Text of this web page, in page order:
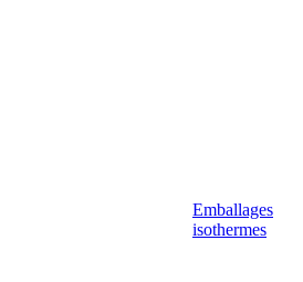
Emballages
isothermes